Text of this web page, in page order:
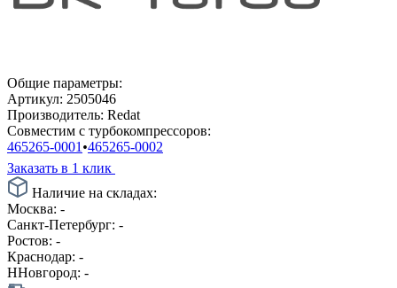
Общие параметры:
Артикул: 2505046
Производитель: Redat
Совместим с турбокомпрессоров:
465265-0001 •465265-0002
Заказать в 1 клик
Наличие на складах:
Москва: -
Санкт-Петербург: -
Ростов: -
Краснодар: -
ННовгород: -